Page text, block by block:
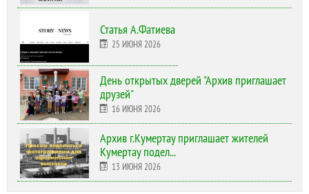
Статья А.Фатиева
25 ИЮНЯ 2026
День открытых дверей "Архив приглашает
друзей"
16 ИЮНЯ 2026
Архив г.Кумертау приглашает жителей
Кумертау подел...
13 ИЮНЯ 2026